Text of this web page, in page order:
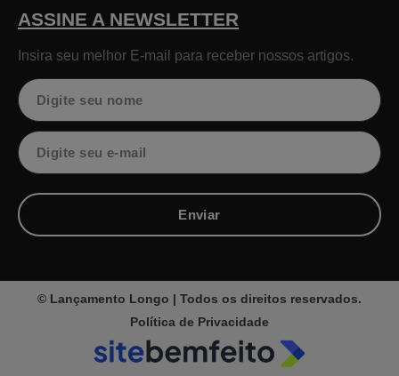
ASSINE A NEWSLETTER
Insira seu melhor E-mail para receber nossos artigos.
Nome
Email
Enviar
© Lançamento Longo | Todos os direitos reservados.
Política de Privacidade